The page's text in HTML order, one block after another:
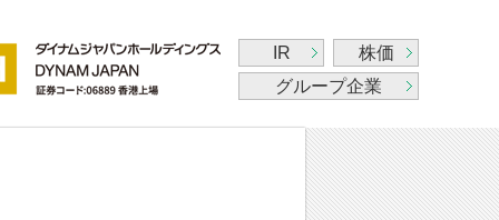
IR
株価
グループ企業